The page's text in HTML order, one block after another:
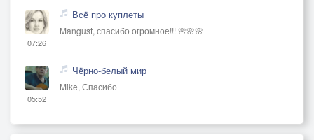
07:26
Всё про куплеты
Mangust, спасибо огромное!!! 🌸🌸🌸
05:52
Чёрно-белый мир
Mike, Спасибо